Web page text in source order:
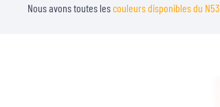
Nous avons toutes lescouleurs disponibles du N53